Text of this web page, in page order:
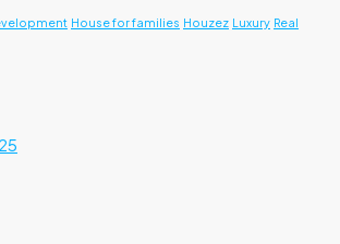
House for families Houzez Luxury Real